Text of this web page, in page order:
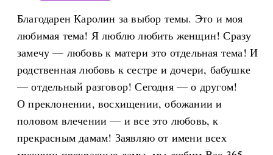
Благодарен Каролин за выбор темы. Это и моя
любимая тема! Я люблю любить женщин! Сразу
замечу — любовь к матери это отдельная тема! И
родственная любовь к сестре и дочери, бабушке
— отдельный разговор! Сегодня — о другом!
О преклонении, восхищении, обожании и
половом влечении — и все это любовь, к
прекрасным дамам! Заявляю от имени всех